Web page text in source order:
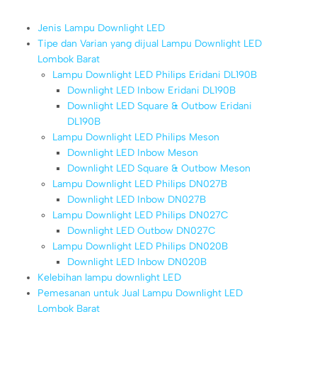
Jenis Lampu Downlight LED
Tipe dan Varian yang dijual Lampu Downlight LED
Lombok Barat
Lampu Downlight LED Philips Eridani DL190B
Downlight LED Inbow Eridani DL190B
Downlight LED Square & Outbow Eridani
DL190B
Lampu Downlight LED Philips Meson
Downlight LED Inbow Meson
Downlight LED Square & Outbow Meson
Lampu Downlight LED Philips DN027B
Downlight LED Inbow DN027B
Lampu Downlight LED Philips DN027C
Downlight LED Outbow DN027C
Lampu Downlight LED Philips DN020B
Downlight LED Inbow DN020B
Kelebihan lampu downlight LED
Pemesanan untuk Jual Lampu Downlight LED
Lombok Barat